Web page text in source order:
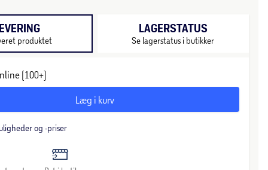
produktet
LAGERSTATUS
Se lagerstatus i butikker
(100+)
Læg i kurv
og -priser